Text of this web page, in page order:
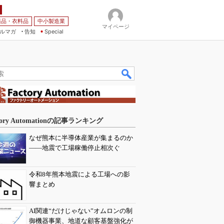
・衣料品
中小製造業
マガ
告知 Special
マイページ
Automationの記事ランキング
なぜ熊本に半導体産業が集まるのか
――地震で工場稼働停止相次ぐ
令和8年熊本地震による工場への影
響まとめ
AI関連“だけじゃない”オムロンの制
御機器事業、地道な顧客基盤強化が